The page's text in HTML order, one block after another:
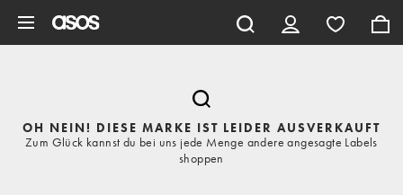
OH NEIN! DIESE MARKE IST LEIDER AUSVERKAUFT
Zum Glück kannst du bei uns jede Menge andere angesagte Labels
shoppen